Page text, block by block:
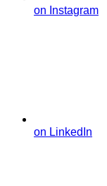
on Instagram
on LinkedIn